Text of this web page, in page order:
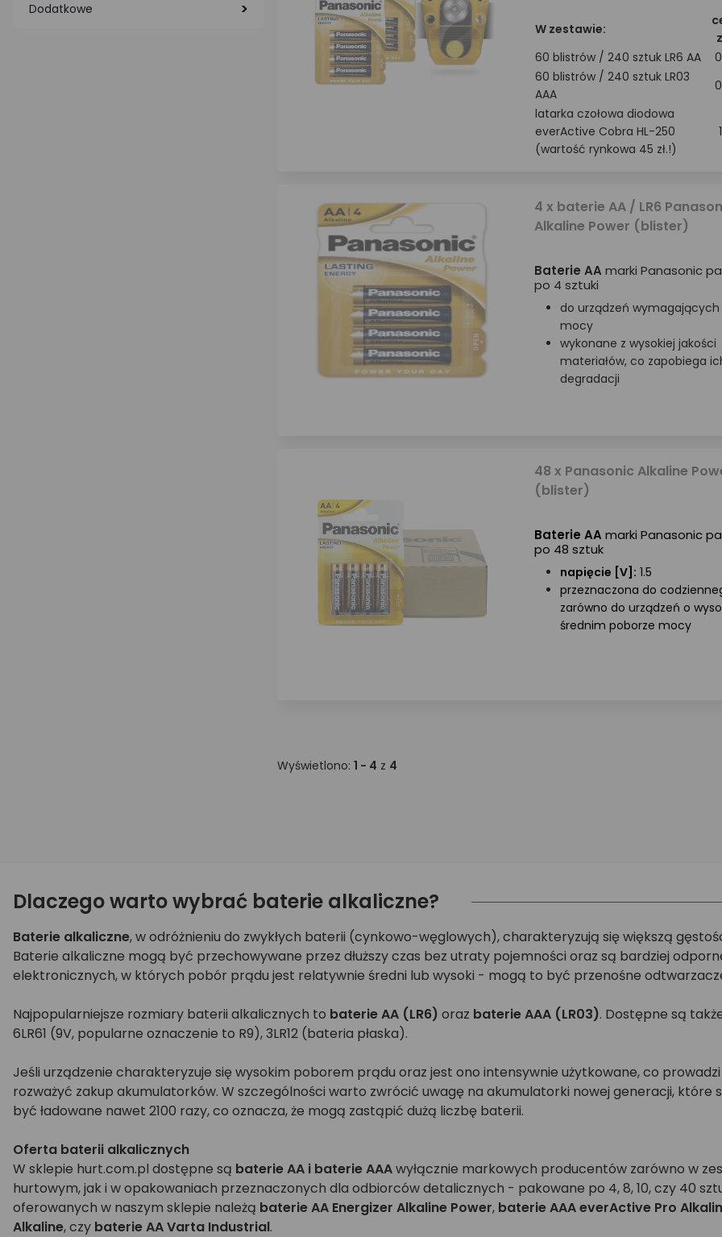
Dodatkowe
W zestawie:
60 blistrów / 240 sztuk LR6 AA
60 blistrów / 240 sztuk LR03
AAA
latarka czołowa diodowa
everActive Cobra HL-250
(wartość rynkowa 45 zł.!)
4 x baterie AA / LR6
Alkaline Power (blister)
Baterie AA marki Panasonic
po 4 sztuki
do urządzeń wymagających
mocy
wykonane z wysokiej jakości
materiałów, co zapobiega
degradacji
48 x Panasonic Alkaline
(blister)
Baterie AAmarki Panasonic
po 48 sztuk
napięcie [V]: 1.5
przeznaczona do
zarówno do urządzeń o
średnim poborze mocy
Wyświetlono: 1 - 4 z 4
Dlaczego warto wybrać baterie alkaliczne?
Baterie alkaliczne, w odróżnieniu do zwykłych baterii (cynkowo-węglowych), charakteryzują się większą
Baterie alkaliczne mogą być przechowywane przez dłuższy czas bez utraty pojemności oraz są bardziej
elektronicznych, w których pobór prądu jest relatywnie średni lub wysoki - mogą to być przenośne
Najpopularniejsze rozmiary baterii alkalicznych to baterie AA (LR6) oraz baterie AAA (LR03). Dostępne są
6LR61 (9V, popularne oznaczenie to R9), 3LR12 (bateria płaska).
Jeśli urządzenie charakteryzuje się wysokim poborem prądu oraz jest ono intensywnie użytkowane, co
rozważyć zakup akumulatorków. W szczególności warto zwrócić uwagę na akumulatorki nowej generacji, które
być ładowane nawet 2100 razy, co oznacza, że mogą zastąpić dużą liczbę baterii.
Oferta baterii alkalicznych
W sklepie hurt.com.pl dostępne są baterie AA i baterie AAAwyłącznie markowych producentów zarówno w
hurtowym, jak i w opakowaniach przeznaczonych dla odbiorców detalicznych - pakowane po 4, 8, 10, czy 40
oferowanych w naszym sklepie należą baterie AA Energizer Alkaline Power, baterie AAA everActive Pro
Alkaline, czy baterie AA Varta Industrial.